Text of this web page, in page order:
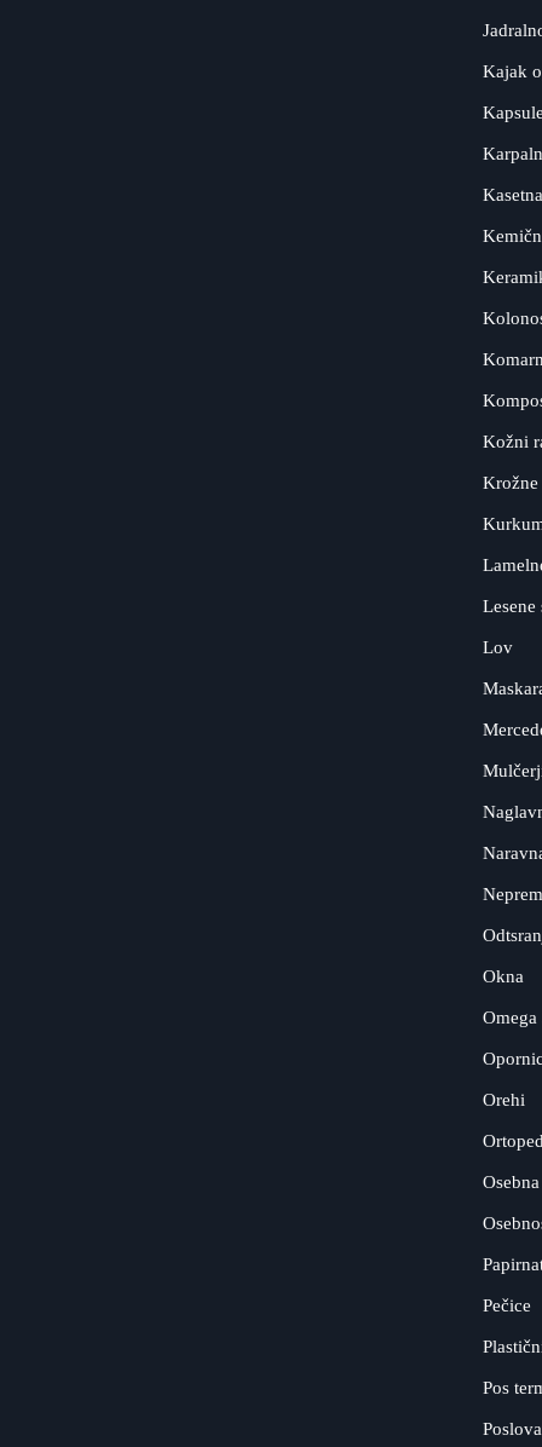
Kajak
Kapsule
Kožni
Krožne
Lesene
Lov
Okna
Omega
Orehi
Pečice
Pos